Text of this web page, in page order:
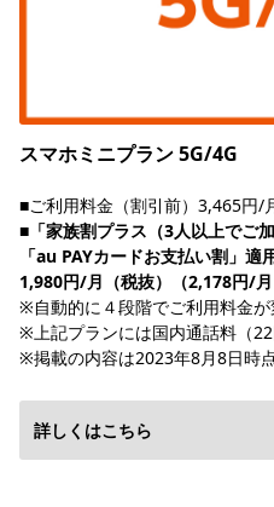
スマホミニプラン 5G/4G
■ご利用料金（割引前）3,465円/
■「家族割プラス（3人以上でご
「au PAYカードお支払い割」適
1,980円/月（税抜）（2,178円/
※自動的に４段階でご利用料金が
※上記プランには国内通話料（
※掲載の内容は2023年8月8日時点
詳しくはこちら